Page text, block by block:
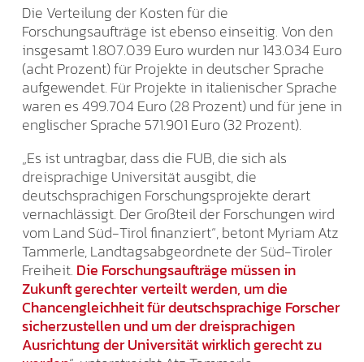
Die Verteilung der Kosten für die
Forschungsaufträge ist ebenso einseitig. Von den
insgesamt 1.807.039 Euro wurden nur 143.034 Euro
(acht Prozent) für Projekte in deutscher Sprache
aufgewendet. Für Projekte in italienischer Sprache
waren es 499.704 Euro (28 Prozent) und für jene in
englischer Sprache 571.901 Euro (32 Prozent).
„Es ist untragbar, dass die FUB, die sich als
dreisprachige Universität ausgibt, die
deutschsprachigen Forschungsprojekte derart
vernachlässigt. Der Großteil der Forschungen wird
vom Land Süd-Tirol finanziert“, betont Myriam Atz
Tammerle, Landtagsabgeordnete der Süd-Tiroler
Freiheit. Die Forschungsaufträge müssen in
Zukunft gerechter verteilt werden, um die
Chancengleichheit für deutschsprachige Forscher
sicherzustellen und um der dreisprachigen
Ausrichtung der Universität wirklich gerecht zu